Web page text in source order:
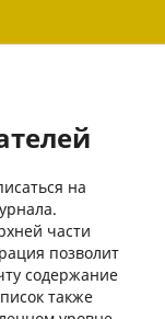
на
части
позволит
содержание
также